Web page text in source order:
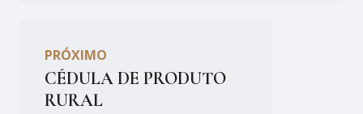
PRÓXIMO
CÉDULA DE PRODUTO
RURAL